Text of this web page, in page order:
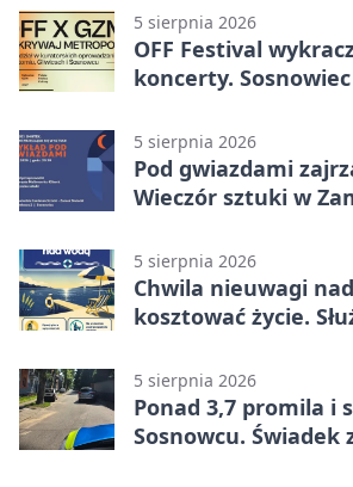
przed przerwą
5 sierpnia 2026
OFF Festival
koncerty.
5 sierpnia 2026
Pod gwiazdami
Wieczór sztuki w
5 sierpnia 2026
Chwila nieuwagi
kosztować życie.
5 sierpnia 2026
Ponad 3,7 promila i
Sosnowcu. Świadek